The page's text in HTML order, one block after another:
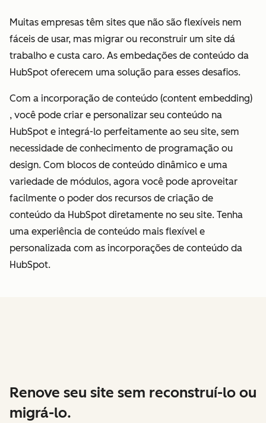
Muitas empresas têm sites que não são flexíveis nem
fáceis de usar, mas migrar ou reconstruir um site dá
trabalho e custa caro. As embedações de conteúdo da
HubSpot oferecem uma solução para esses desafios.
Com a incorporação de conteúdo (content embedding)
, você pode criar e personalizar seu conteúdo na
HubSpot e integrá-lo perfeitamente ao seu site, sem
necessidade de conhecimento de programação ou
design. Com blocos de conteúdo dinâmico e uma
variedade de módulos, agora você pode aproveitar
facilmente o poder dos recursos de criação de
conteúdo da HubSpot diretamente no seu site. Tenha
uma experiência de conteúdo mais flexível e
personalizada com as incorporações de conteúdo da
HubSpot.
Renove seu site sem reconstruí-lo ou
migrá-lo.